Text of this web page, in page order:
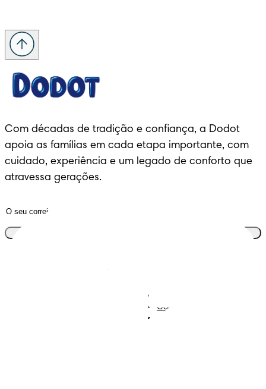
Com décadas de tradição e confiança, a Dodot
apoia as famílias em cada etapa importante, com
cuidado, experiência e um legado de conforto que
atravessa gerações.
Contacta-nos